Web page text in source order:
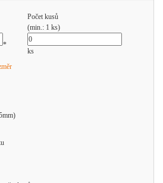
Počet kusů
(min.: 1 ks)
*
ks